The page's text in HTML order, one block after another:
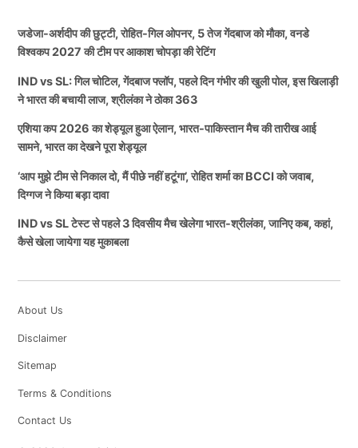
जडेजा-अर्शदीप की छुट्टी, रोहित-गिल ओपनर, 5 तेज गेंदबाज को मौका, वनडे
विश्वकप 2027 की टीम पर आकाश चोपड़ा की रेटिंग
IND vs SL: गिल चोटिल, गेंदबाज फ्लॉप, पहले दिन गंभीर की खुली पोल, इस खिलाड़ी
ने भारत की बचायी लाज, श्रीलंका ने ठोका 363
एशिया कप 2026 का शेड्यूल हुआ ऐलान, भारत-पाकिस्तान मैच की तारीख आई
सामने, भारत का देखने पूरा शेड्यूल
‘आप मुझे टीम से निकाल दो, मैं पीछे नहीं हटूंगा’, रोहित शर्मा का BCCI को जवाब,
दिग्गज ने किया बड़ा दावा
IND vs SL टेस्ट से पहले 3 दिवसीय मैच खेलेगा भारत-श्रीलंका, जानिए कब, कहां,
कैसे खेला जायेगा यह मुकाबला
About Us
Disclaimer
Sitemap
Terms & Conditions
Contact Us